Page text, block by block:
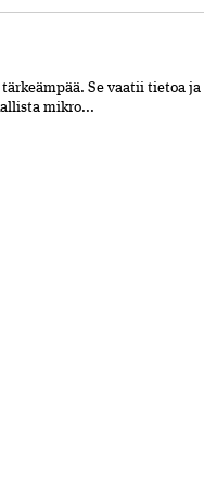
Se vaatii tietoa ja
mikro...